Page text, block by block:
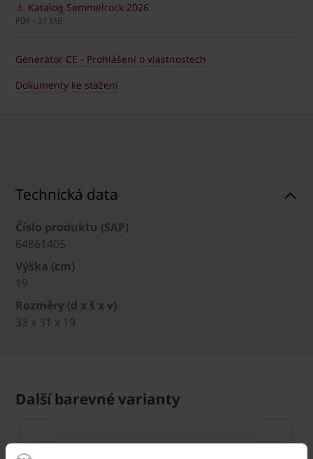
Katalog Semmelrock 2026
PDF - 37 MB
Generátor CE - Prohlášení o vlastnostech
Dokumenty ke stažení
Technická data
Číslo produktu (SAP)
64861405
Výška (cm)
19
Rozměry (d x š x v)
33 x 31 x 19
Další barevné varianty